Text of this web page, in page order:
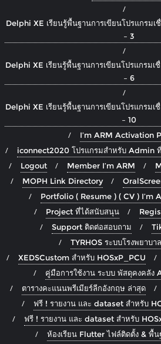
Delphi XE เรียนรู้พื้นฐานการเขียนโปรแกรมเ
– 3
Delphi XE เรียนรู้พื้นฐานการเขียนโปรแกรม
– 6
Delphi XE เรียนรู้พื้นฐานการเขียนโปรแกรม
– 10
I’m ARM Activation
iconnect2020 โปรแกรมสำหรับ Admin
Logout
Member I’m ARM
MOPH Link Directory
Portfolio ( Resume ) ( CV ) I’m
Project ที่ได้สนับสนุน
Support ติดต่อสอบถาม
TYRHOS ระบบโรงพยาบาล
XEDSCustom สำหรับ HOSxP_PCU
คู่มือการใช้งาน ระบบ พัสดุคงคลัง
ตารางคะแนนพรีเมียร์ลีกอังกฤษ ล่าสุด
ฟรี ! รายงาน และ dataset สำหรับ
ฟรี ! รายงาน และ dataset สำหรับ
ห้องเรียน Flutter ไฟล์ติดตั้ง & พื้